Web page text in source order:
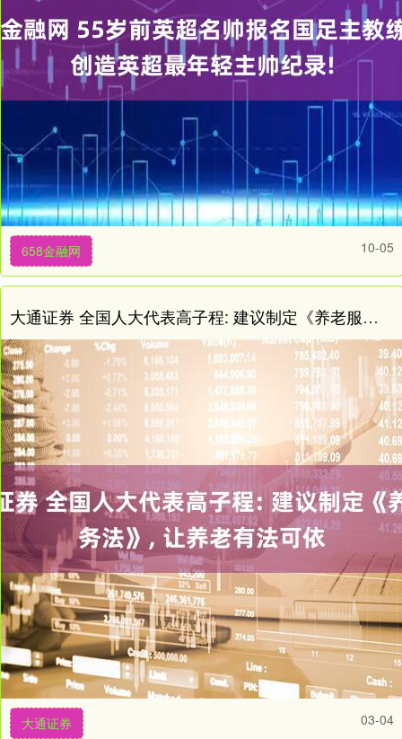
658金融网 10-05
大通证券 全国人大代表高子程: 建议制定《养老服务法》, 让养老有法可依
大通证券 03-04